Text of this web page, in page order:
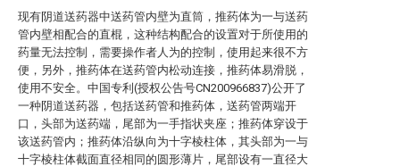
现有阴道送药器中送药管内壁为直筒，推药体为一与送药
管内壁相配合的直棍，这种结构配合的设置对于所使用的
药量无法控制，需要操作者人为的控制，使用起来很不方
便，另外，推药体在送药管内松动连接，推药体易滑脱，
使用不安全。中国专利(授权公告号CN200966837)公开了
一种阴道送药器，包括送药管和推药体，送药管两端开
口，头部为送药端，尾部为一手指状夹座；推药体穿设于
该送药管内；推药体沿纵向为十字棱柱体，其头部为一与
十字棱柱体截面直径相同的圆形薄片，尾部设有一直径大